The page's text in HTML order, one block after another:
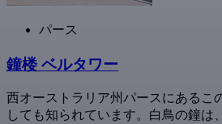
パース
鐘楼 ベルタワー
西オーストラリア州パースにあるこ
しても知られています。白鳥の鐘は